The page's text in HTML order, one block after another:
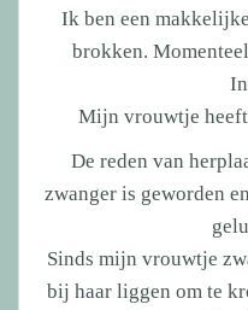
Ik ben een
brokken.
Mijn vrouwtje
De reden van
zwanger is geworden
Sinds mijn vrouwtje
bij haar liggen om te